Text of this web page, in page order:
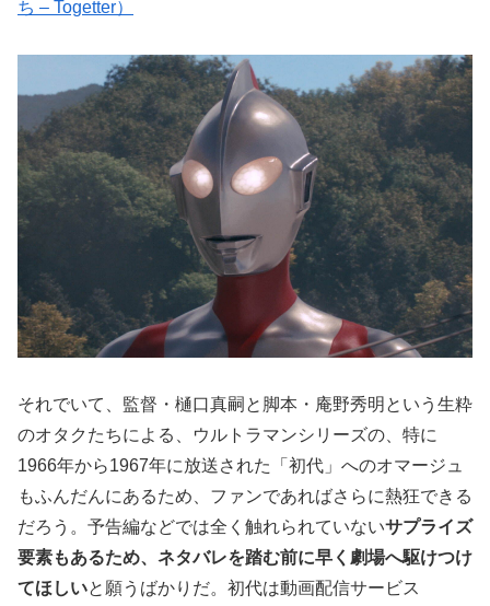
ち – Togetter）
それでいて、監督・樋口真嗣と脚本・庵野秀明という生粋
のオタクたちによる、ウルトラマンシリーズの、特に
1966年から1967年に放送された「初代」へのオマージュ
もふんだんにあるため、ファンであればさらに熱狂できる
だろう。予告編などでは全く触れられていないサプライズ
要素もあるため、ネタバレを踏む前に早く劇場へ駆けつけ
てほしいと願うばかりだ。初代は動画配信サービス